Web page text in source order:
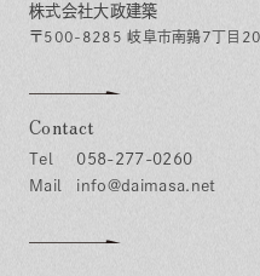
株式会社大政建築
〒500-8285 岐阜市南鶉7丁目
Contact
058-277-0260
info@daimasa.net